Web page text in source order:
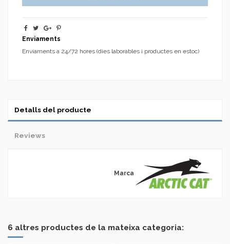
Enviaments
Enviaments a 24/72 hores (dies laborables i productes en estoc)
Detalls del producte
Reviews
Marca
6 altres productes de la mateixa categoria: